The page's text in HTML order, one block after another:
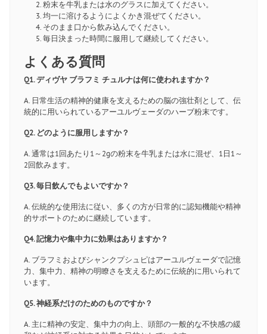
粉末を牛乳または水のグラスに加えてください。
均一に溶けるようによくかき混ぜてください。
そのまま口から飲み込んでください。
毎日決まった時間に服用して継続してください。
よくある質問
Q1. ディヴヤ ブラフミ チュルナは何に使われますか？
A. 日常生活の精神的健康を支えるための脳の強壮剤として、伝
統的に用いられているアーユルヴェーダのハーブ粉末です。
Q2. どのように服用しますか？
A. 通常は1回あたり1～2gの粉末を牛乳または水に混ぜ、1日1～
2回飲みます。
Q3. 毎日飲んでもよいですか？
A. 伝統的な使用法に従い、多くの方が日常的に認知機能や精神
的サポートのために継続しています。
Q4. 記憶力や集中力に効果はありますか？
A. ブラフミおよびシャンクプシュピはアーユルヴェーダで記憶
力、集中力、精神の明瞭さを支えるために伝統的に用いられて
います。
Q5. 神経系だけのためのものですか？
A. 主に精神の安定、集中力の向上、頭部の一般的な不快感の緩